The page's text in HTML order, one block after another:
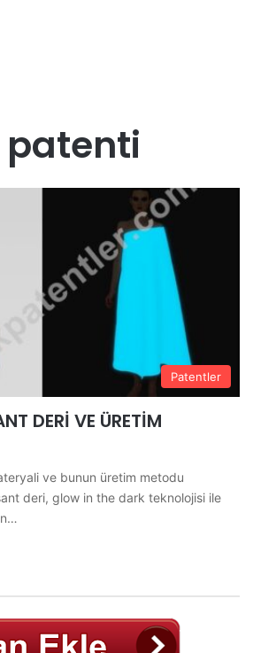
Patentler
DERİ VE ÜRETİM
ve bunun üretim metodu
deri, glow in the dark teknolojisi ile